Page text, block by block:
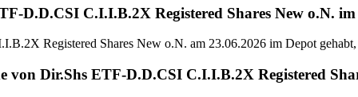
D.D.CSI C.I.I.B.2X Registered Shares New o.N.
Registered Shares New o.N. am 23.06.2026 im Depot
von Dir.Shs ETF-D.D.CSI C.I.I.B.2X Registered